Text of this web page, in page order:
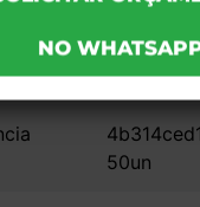
- Sem Verniz - 50
DO
50un